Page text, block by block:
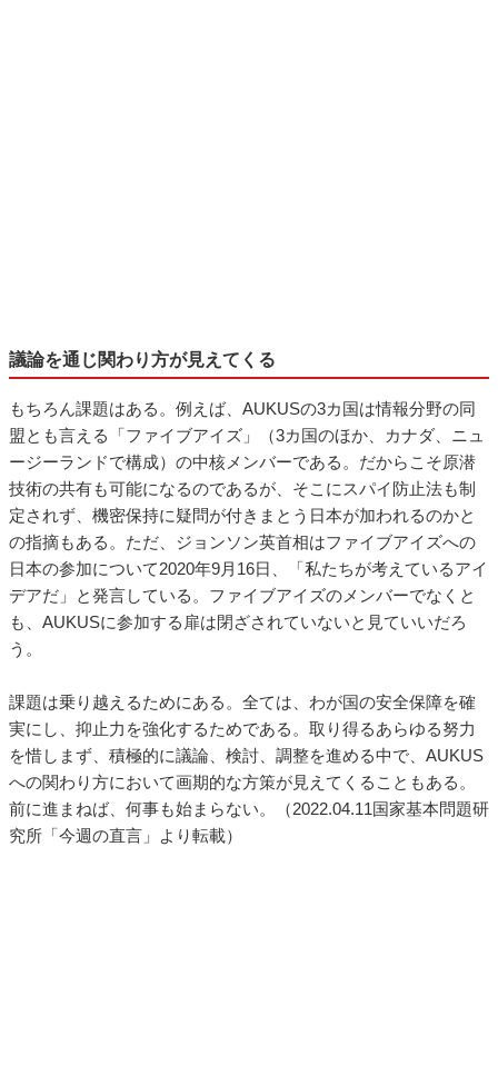
議論を通じ関わり方が見えてくる
もちろん課題はある。例えば、AUKUSの3カ国は情報分野の同
盟とも言える「ファイブアイズ」（3カ国のほか、カナダ、ニュ
ージーランドで構成）の中核メンバーである。だからこそ原潜
技術の共有も可能になるのであるが、そこにスパイ防止法も制
定されず、機密保持に疑問が付きまとう日本が加われるのかと
の指摘もある。ただ、ジョンソン英首相はファイブアイズへの
日本の参加について2020年9月16日、「私たちが考えているアイ
デアだ」と発言している。ファイブアイズのメンバーでなくと
も、AUKUSに参加する扉は閉ざされていないと見ていいだろ
う。
課題は乗り越えるためにある。全ては、わが国の安全保障を確
実にし、抑止力を強化するためである。取り得るあらゆる努力
を惜しまず、積極的に議論、検討、調整を進める中で、AUKUS
への関わり方において画期的な方策が見えてくることもある。
前に進まねば、何事も始まらない。（2022.04.11国家基本問題研
究所「今週の直言」より転載）